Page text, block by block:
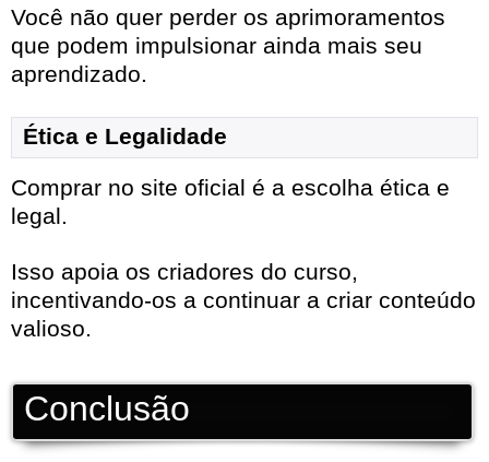
Você não quer perder os aprimoramentos
que podem impulsionar ainda mais seu
aprendizado.
Ética e Legalidade
Comprar no site oficial é a escolha ética e
legal.
Isso apoia os criadores do curso,
incentivando-os a continuar a criar conteúdo
valioso.
Conclusão